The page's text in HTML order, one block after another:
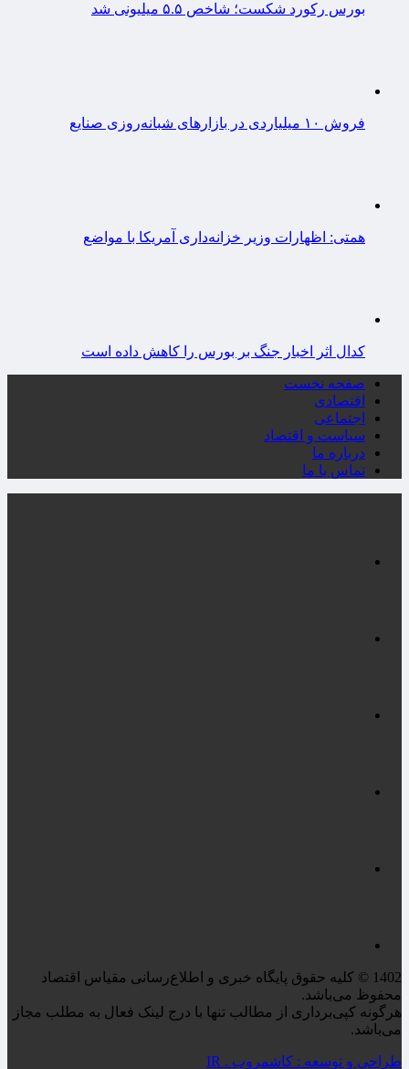
بورس رکورد شکست؛ شاخص ۵.۵ میلیونی شد
فروش ۱۰ میلیاردی در بازارهای شبانه‌روزی صنایع
همتی: اظهارات وزیر خزانه‌داری آمریکا با مواضع
کدال اثر اخبار جنگ بر بورس را کاهش داده است
صفحه نخست
اقتصادی
اجتماعی
سیاست و اقتصاد
درباره ما
تماس با ما
1402 © کلیه حقوق پایگاه خبری و اطلاع‌رسانی مقیاس اقتصاد
محفوظ می‌باشد.
هرگونه کپی‌برداری از مطالب تنها با درج لینک فعال به مطلب مجاز
می‌باشد.
طراحی و توسعه : کاشمروب . IR